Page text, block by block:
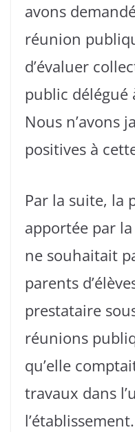
avons
réunion
d’évaluer
public délégué
Nous n’avons
positives à
Par la suite, la
apportée par
ne souhaitait
parents
prestataire
réunions
qu’elle
travaux dans
l’établissement.